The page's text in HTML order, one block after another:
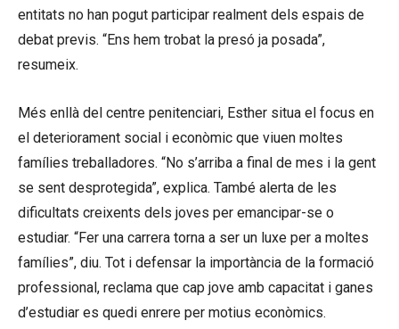
entitats no han pogut participar realment dels espais de
debat previs. “Ens hem trobat la presó ja posada”,
resumeix.
Més enllà del centre penitenciari, Esther situa el focus en
el deteriorament social i econòmic que viuen moltes
famílies treballadores. “No s’arriba a final de mes i la gent
se sent desprotegida”, explica. També alerta de les
dificultats creixents dels joves per emancipar-se o
estudiar. “Fer una carrera torna a ser un luxe per a moltes
famílies”, diu. Tot i defensar la importància de la formació
professional, reclama que cap jove amb capacitat i ganes
d’estudiar es quedi enrere per motius econòmics.